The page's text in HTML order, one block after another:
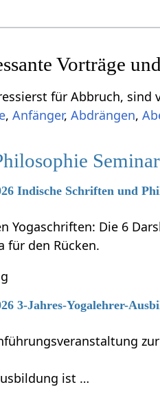
Vorträge
für Abbruch,
,Anfänger,Abdrängen,
Indische Schriften und
Yogaschriften: Die 6
für den Rücken.
3-Jahres-Yogalehrer-
ist …